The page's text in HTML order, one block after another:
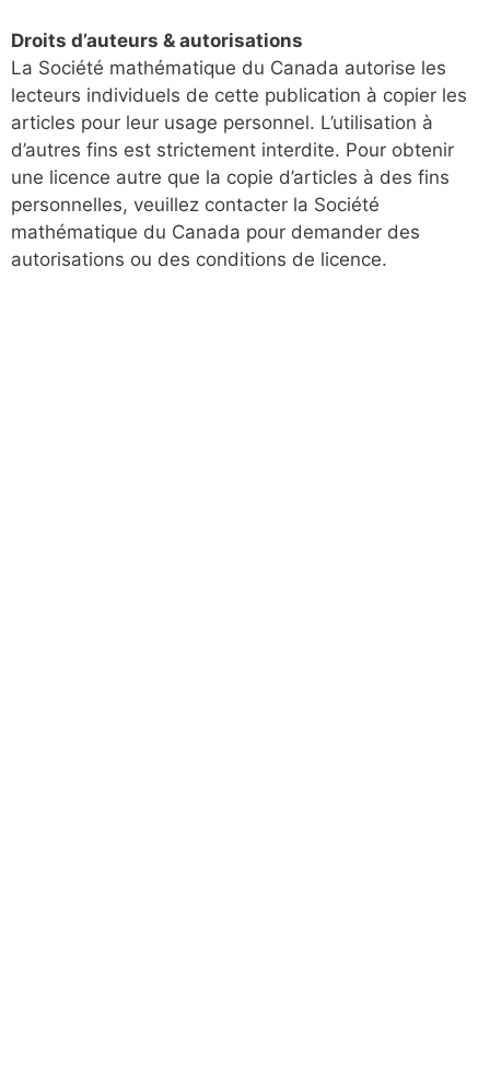
Droits d’auteurs & autorisations
La Société mathématique du Canada autorise les
lecteurs individuels de cette publication à copier les
articles pour leur usage personnel. L’utilisation à
d’autres fins est strictement interdite. Pour obtenir
une licence autre que la copie d’articles à des fins
personnelles, veuillez contacter la Société
mathématique du Canada pour demander des
autorisations ou des conditions de licence.